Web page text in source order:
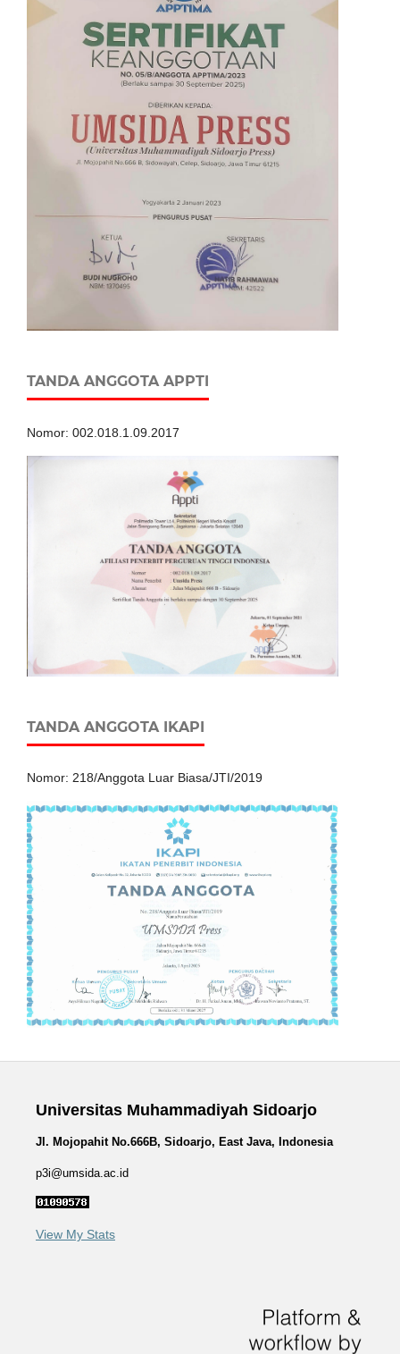
TANDA ANGGOTA APPTI
Nomor: 002.018.1.09.2017
TANDA ANGGOTA IKAPI
Nomor: 218/Anggota Luar Biasa/JTI/2019
Universitas Muhammadiyah Sidoarjo
Jl. Mojopahit No.666B, Sidoarjo, East Java, Indonesia
p3i@umsida.ac.id
View My Stats